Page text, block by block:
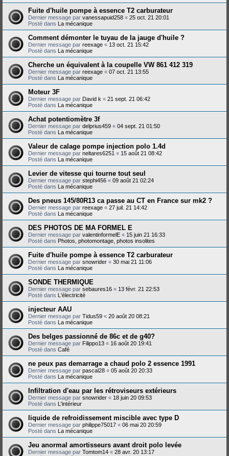
Fuite d'huile pompe à essence T2 carburateur
Dernier message par vanessapuid258 « 25 oct. 21 20:01
Posté dans La mécanique
Comment démonter le tuyau de la jauge d'huile ?
Dernier message par reexage « 13 oct. 21 15:42
Posté dans La mécanique
Cherche un équivalent à la coupelle VW 861 412 319
Dernier message par reexage « 07 oct. 21 13:55
Posté dans La mécanique
Moteur 3F
Dernier message par David k « 21 sept. 21 06:42
Posté dans La mécanique
Achat potentiomètre 3f
Dernier message par delprius459 « 04 sept. 21 01:50
Posté dans La mécanique
Valeur de calage pompe injection polo 1.4d
Dernier message par neltares6251 « 15 août 21 08:42
Posté dans La mécanique
Levier de vitesse qui tourne tout seul
Dernier message par stephi456 « 09 août 21 02:24
Posté dans La mécanique
Des pneus 145/80R13 ca passe au CT en France sur mk2 ?
Dernier message par reexage « 27 juil. 21 14:42
Posté dans La mécanique
DES PHOTOS DE MA FORMEL E
Dernier message par valentinformelE « 15 juin 21 16:33
Posté dans Photos, photomontage, photos insolites
Fuite d'huile pompe à essence T2 carburateur
Dernier message par snowrider « 30 mai 21 11:06
Posté dans La mécanique
SONDE THERMIQUE
Dernier message par sebaures16 « 13 févr. 21 22:53
Posté dans L'électricité
injecteur AAU
Dernier message par Tidus59 « 20 août 20 08:21
Posté dans La mécanique
Des belges passionné de 86c et de g40?
Dernier message par Filippo13 « 16 août 20 19:41
Posté dans Café
ne peux pas demarrage a chaud polo 2 essence 1991
Dernier message par pascal28 « 05 août 20 20:33
Posté dans La mécanique
Infiltration d'eau par les rétroviseurs extérieurs
Dernier message par snowrider « 18 juin 20 09:53
Posté dans L'intérieur
liquide de refroidissement miscible avec type D
Dernier message par philippe75017 « 06 mai 20 20:59
Posté dans La mécanique
Jeu anormal amortisseurs avant droit polo levée
Dernier message par Tomtom14 « 28 avr. 20 13:17